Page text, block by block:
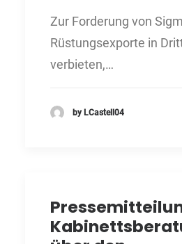
Zur Forderung von
Rüstungsexporte in
verbieten,…
by LCastell04